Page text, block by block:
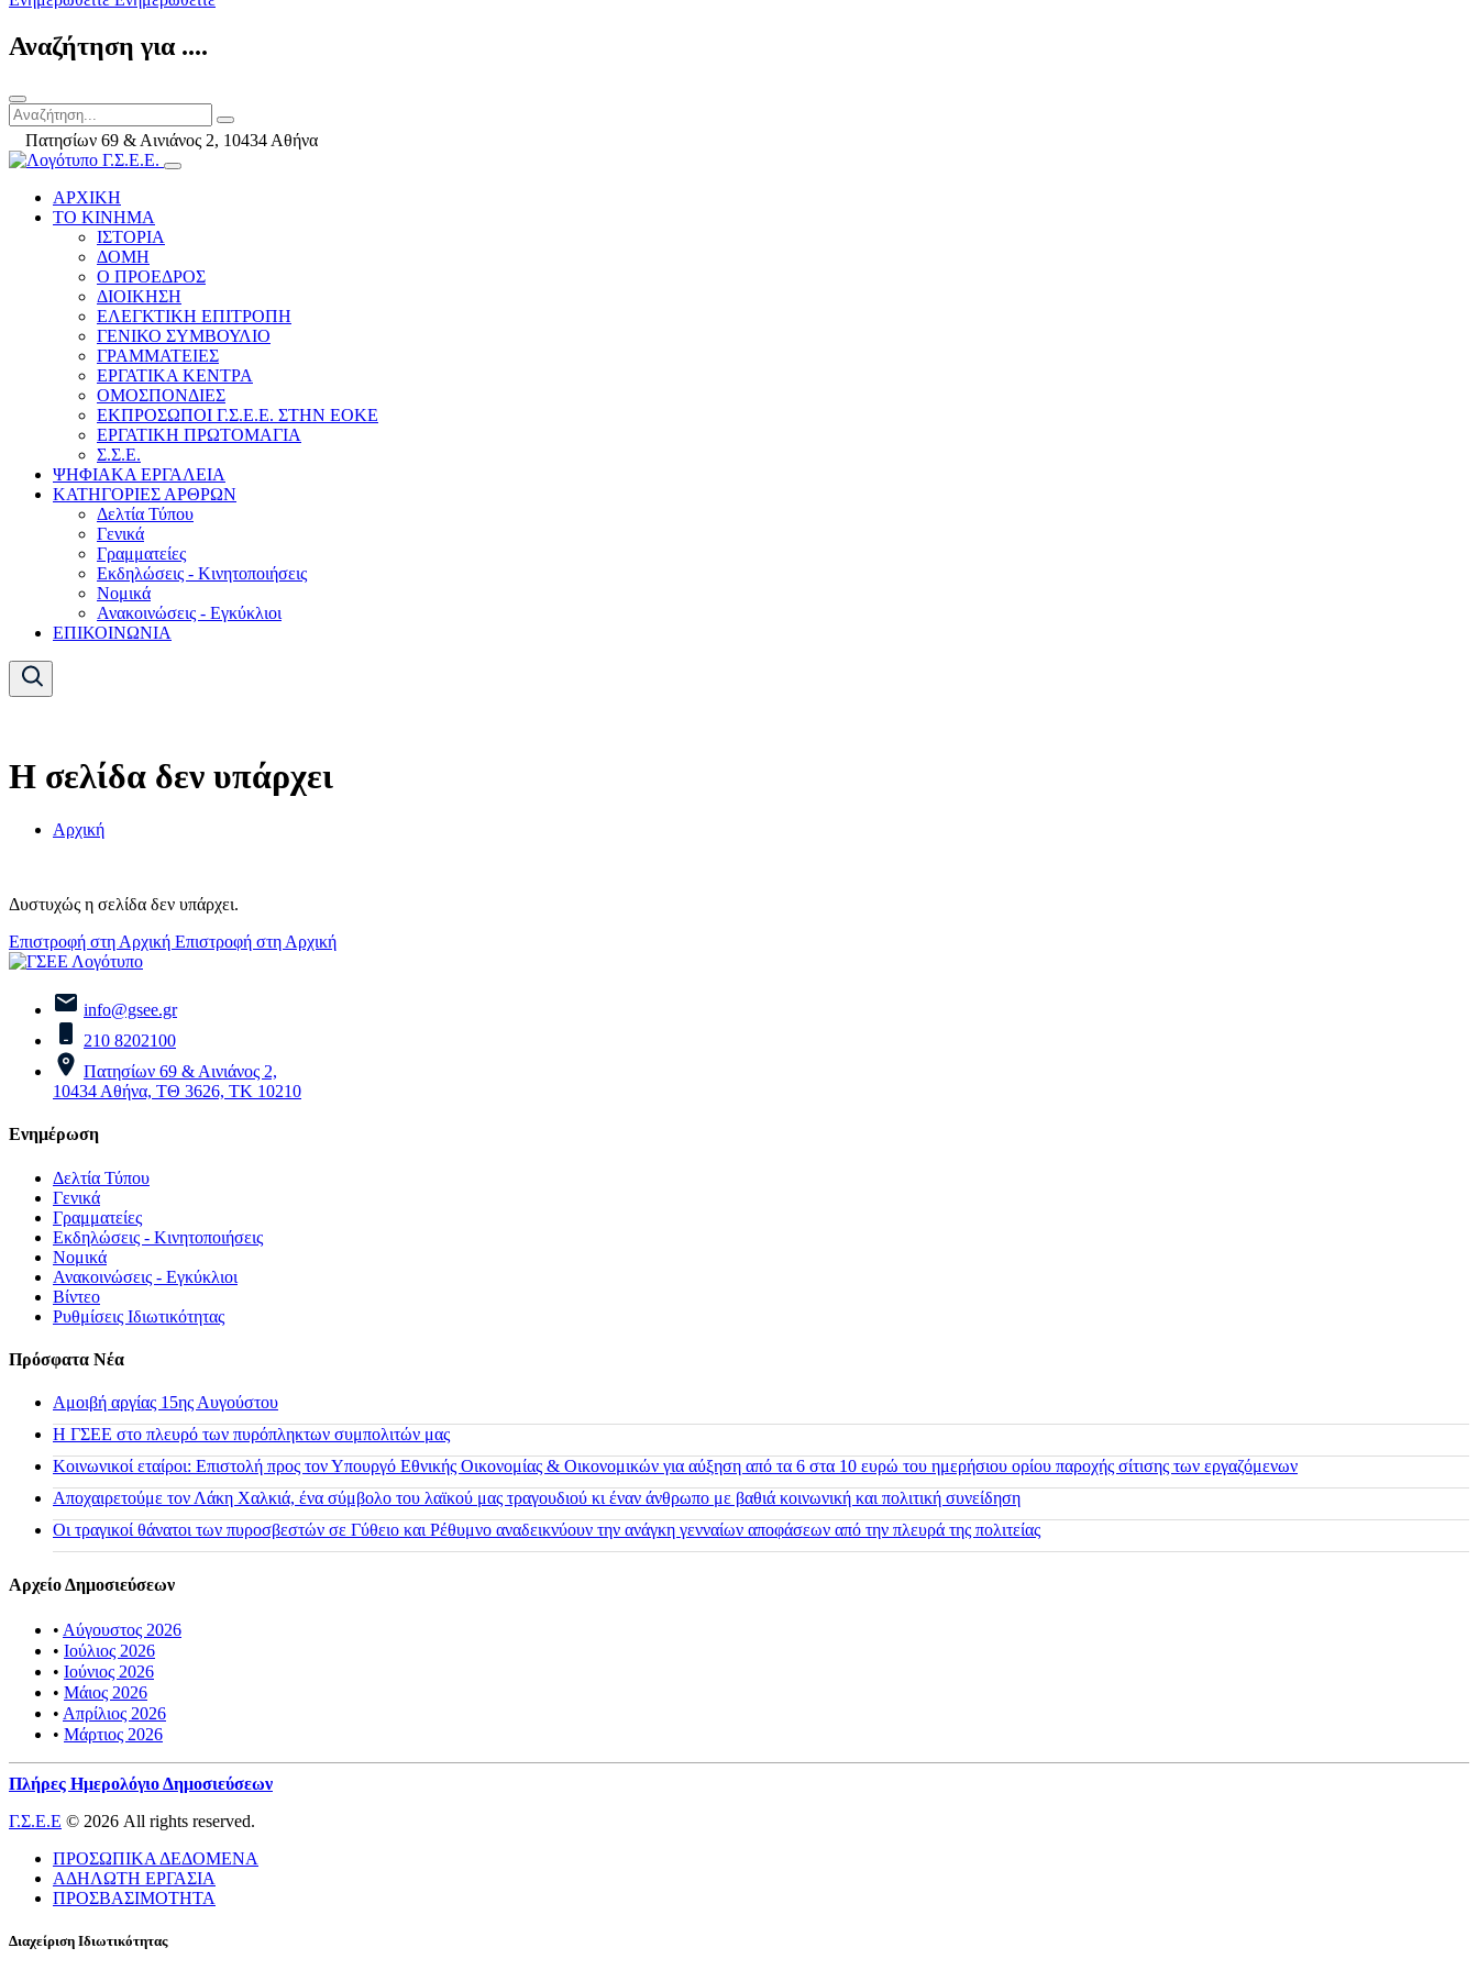
Αναζήτηση για ....
Πατησίων 69 & Αινιάνος 2, 10434 Αθήνα
ΑΡΧΙΚΗ
ΤΟ ΚΙΝΗΜΑ
ΙΣΤΟΡΙΑ
ΔΟΜΗ
Ο ΠΡΟΕΔΡΟΣ
ΔΙΟΙΚΗΣΗ
ΕΛΕΓΚΤΙΚΗ ΕΠΙΤΡΟΠΗ
ΓΕΝΙΚΟ ΣΥΜΒΟΥΛΙΟ
ΓΡΑΜΜΑΤΕΙΕΣ
ΕΡΓΑΤΙΚΑ ΚΕΝΤΡΑ
ΟΜΟΣΠΟΝΔΙΕΣ
ΕΚΠΡΟΣΩΠΟΙ Γ.Σ.Ε.Ε. ΣΤΗΝ ΕΟΚΕ
ΕΡΓΑΤΙΚΗ ΠΡΩΤΟΜΑΓΙΑ
Σ.Σ.Ε.
ΨΗΦΙΑΚΑ ΕΡΓΑΛΕΙΑ
ΚΑΤΗΓΟΡΙΕΣ ΑΡΘΡΩΝ
Δελτία Τύπου
Γενικά
Γραμματείες
Εκδηλώσεις - Κινητοποιήσεις
Νομικά
Ανακοινώσεις - Εγκύκλιοι
ΕΠΙΚΟΙΝΩΝΙΑ
Η σελίδα δεν υπάρχει
Αρχική
Δυστυχώς η σελίδα δεν υπάρχει.
Επιστροφή στη Αρχική Επιστροφή στη Αρχική
info@gsee.gr
210 8202100
Πατησίων 69 & Αινιάνος 2,
10434 Αθήνα, ΤΘ 3626, ΤΚ 10210
Ενημέρωση
Δελτία Τύπου
Γενικά
Γραμματείες
Εκδηλώσεις - Κινητοποιήσεις
Νομικά
Ανακοινώσεις - Εγκύκλιοι
Βίντεο
Ρυθμίσεις Ιδιωτικότητας
Πρόσφατα Νέα
Αμοιβή αργίας 15ης Αυγούστου
H ΓΣΕΕ στο πλευρό των πυρόπληκτων συμπολιτών μας
Κοινωνικοί εταίροι: Επιστολή προς τον Υπουργό Εθνικής Οικονομίας & Οικονομικών για αύξηση από τα 6 στα 10 ευρώ του ημερήσιου ορίου παροχής σίτισης των εργαζόμενων
Αποχαιρετούμε τον Λάκη Χαλκιά, ένα σύμβολο του λαϊκού μας τραγουδιού κι έναν άνθρωπο με βαθιά κοινωνική και πολιτική συνείδηση
Οι τραγικοί θάνατοι των πυροσβεστών σε Γύθειο και Ρέθυμνο αναδεικνύουν την ανάγκη γενναίων αποφάσεων από την πλευρά της πολιτείας
Αρχείο Δημοσιεύσεων
• Αύγουστος 2026
• Ιούλιος 2026
• Ιούνιος 2026
• Μάιος 2026
• Απρίλιος 2026
• Μάρτιος 2026
Πλήρες Ημερολόγιο Δημοσιεύσεων
Γ.Σ.Ε.Ε © 2026 All rights reserved.
ΠΡΟΣΩΠΙΚΑ ΔΕΔΟΜΕΝΑ
ΑΔΗΛΩΤΗ ΕΡΓΑΣΙΑ
ΠΡΟΣΒΑΣΙΜΟΤΗΤΑ
Διαχείριση Ιδιωτικότητας